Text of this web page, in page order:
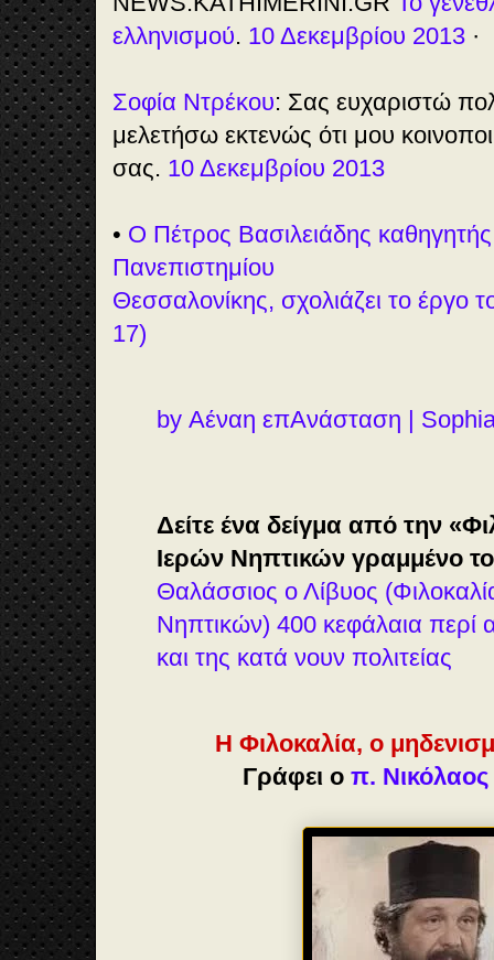
ελληνισμού. 10 Δεκεμβρίου 2013 ·
Σοφία Ντρέκου: Σας ευχαριστώ
μελετήσω εκτενώς ότι μου
σας. 10 Δεκεμβρίου 2013
• Ο Πέτρος Βασιλειάδης
Πανεπιστημίου
Θεσσαλονίκης, σχολιάζει το έργο
17)
by Αέναη επΑνάσταση |
Δείτε ένα δείγμα από την
Ιερών Νηπτικών γραμμένο
Θαλάσσιος ο Λίβυος
Νηπτικών) 400 κεφάλαια περί
και της κατά νουν πολιτείας
Η Φιλοκαλία, ο
Γράφει οπ. Νικόλαος